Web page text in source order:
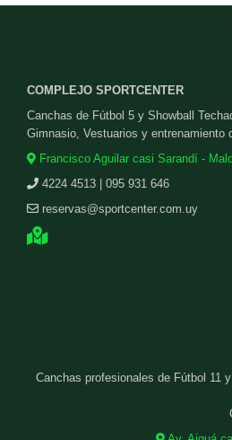
COMPLEJO SPORTCENTER
Canchas de Fútbol 5 y Showball
Gimnasio, Vestuarios y entrenamiento
Francisco Aguilar casi Sarandí -
4224 4513 | 095 931 646
reservas@sportcenter.com.uy
Canchas profesionales de Fútbol 11